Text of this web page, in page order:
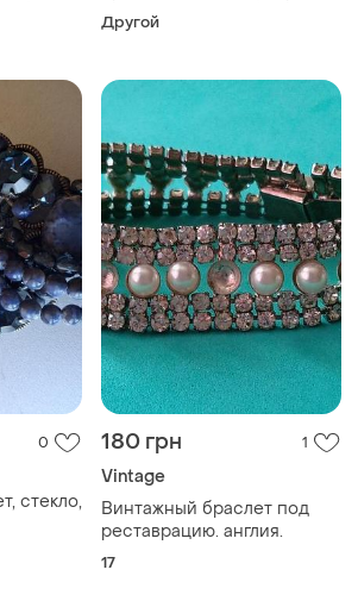
ретро
глянцевый statement
браслет
Другой
0
стекло,
180 грн 1
Vintage
Винтажный браслет под
реставрацию. англия.
17